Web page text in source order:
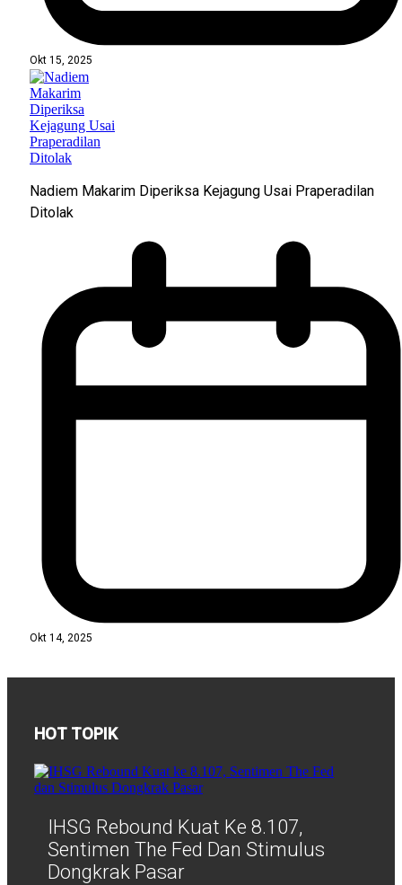
Okt 15, 2025
Nadiem Makarim Diperiksa Kejagung Usai Praperadilan
Ditolak
Okt 14, 2025
HOT TOPIK
IHSG Rebound Kuat Ke 8.107,
Sentimen The Fed Dan Stimulus
Dongkrak Pasar